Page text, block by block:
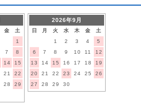
金
土
1
7
8
14
15
21
22
28
29
2026年9月
日 月 火 水 木 金
土
1
2 3 4
5
6
7 8 9 10 11
12
13
14 15 16 17 18
19
20
21 22 23 24 25
26
27
28 29 30